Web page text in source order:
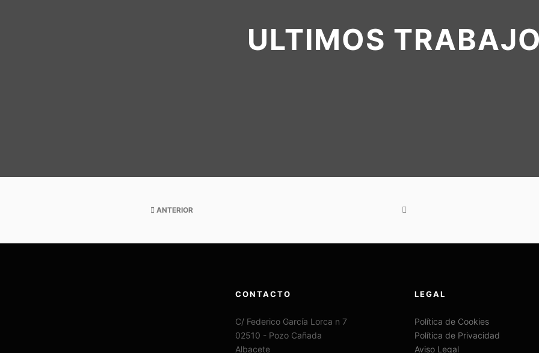
ULTIMOS
ANTERIOR
CONTACTO
C/ Federico García Lorca n 7
02510 - Pozo Cañada
Albacete
LEGAL
Política de Cookies
Política de Privacidad
Aviso Legal